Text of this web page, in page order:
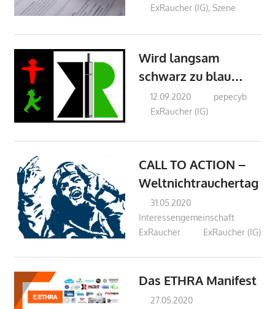
ExRaucher (IG),Szene
Wird langsam
schwarz zu blau…
12.09.2020
pepecyb
ExRaucher (IG)
CALL TO ACTION –
Weltnichtrauchertag
31.05.2020
Interessengemeinschaft
ExRaucher
ExRaucher (IG)
Das ETHRA Manifest
27.05.2020